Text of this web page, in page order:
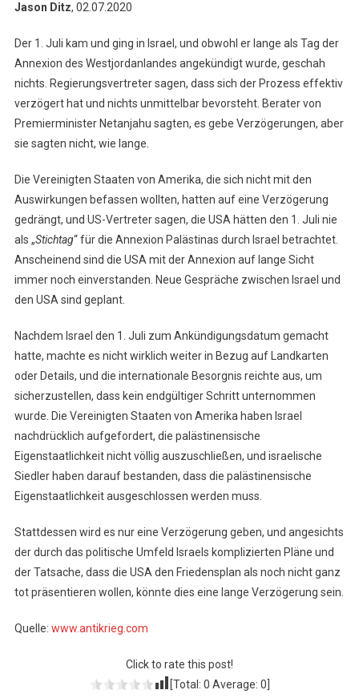
Jason Ditz, 02.07.2020
Der 1. Juli kam und ging in Israel, und obwohl er lange als Tag der
Annexion des Westjordanlandes angekündigt wurde, geschah
nichts. Regierungsvertreter sagen, dass sich der Prozess effektiv
verzögert hat und nichts unmittelbar bevorsteht. Berater von
Premierminister Netanjahu sagten, es gebe Verzögerungen, aber
sie sagten nicht, wie lange.
Die Vereinigten Staaten von Amerika, die sich nicht mit den
Auswirkungen befassen wollten, hatten auf eine Verzögerung
gedrängt, und US-Vertreter sagen, die USA hätten den 1. Juli nie
als „Stichtag“ für die Annexion Palästinas durch Israel betrachtet.
Anscheinend sind die USA mit der Annexion auf lange Sicht
immer noch einverstanden. Neue Gespräche zwischen Israel und
den USA sind geplant.
Nachdem Israel den 1. Juli zum Ankündigungsdatum gemacht
hatte, machte es nicht wirklich weiter in Bezug auf Landkarten
oder Details, und die internationale Besorgnis reichte aus, um
sicherzustellen, dass kein endgültiger Schritt unternommen
wurde. Die Vereinigten Staaten von Amerika haben Israel
nachdrücklich aufgefordert, die palästinensische
Eigenstaatlichkeit nicht völlig auszuschließen, und israelische
Siedler haben darauf bestanden, dass die palästinensische
Eigenstaatlichkeit ausgeschlossen werden muss.
Stattdessen wird es nur eine Verzögerung geben, und angesichts
der durch das politische Umfeld Israels komplizierten Pläne und
der Tatsache, dass die USA den Friedensplan als noch nicht ganz
tot präsentieren wollen, könnte dies eine lange Verzögerung sein.
Quelle: www.antikrieg.com
Click to rate this post!
[Total: 0 Average: 0